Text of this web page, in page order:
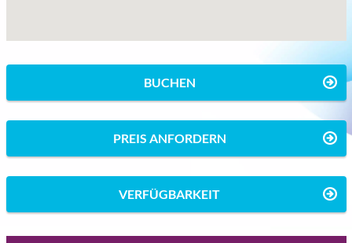
BUCHEN
PREIS ANFORDERN
VERFÜGBARKEIT